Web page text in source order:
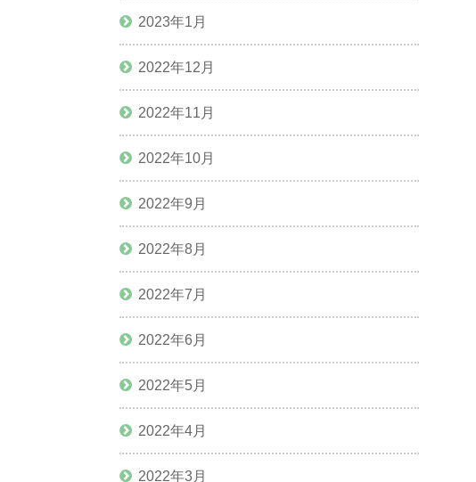
2023年1月
2022年12月
2022年11月
2022年10月
2022年9月
2022年8月
2022年7月
2022年6月
2022年5月
2022年4月
2022年3月